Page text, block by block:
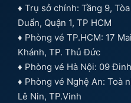
♦ Trụ sở chính: Tầng 9,
Duẩn, Quận 1, TP HCM
♦ Phòng vé TP.HCM: 17
Khánh, TP. Thủ Đức
♦ Phòng vé Hà Nội: 09
♦ Phòng vé Nghệ An: Toà
Lê Nin, TP.Vinh